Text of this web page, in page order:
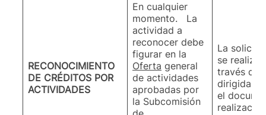
RECONOCIMIENTO
DE CRÉDITOS POR
ACTIVIDADES
En cualquier
momento. La
actividad a
reconocer debe
figurar en la
Oferta general
de actividades
aprobadas por
la Subcomisión
La
se
través de
dirigida a
el